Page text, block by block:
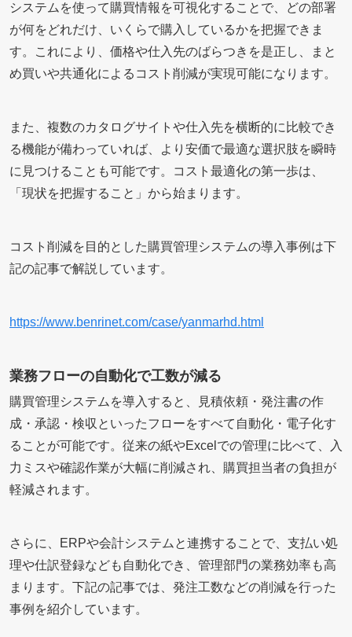
システムを使って購買情報を可視化することで、どの部署
が何をどれだけ、いくらで購入しているかを把握できま
す。これにより、価格や仕入先のばらつきを是正し、まと
め買いや共通化によるコスト削減が実現可能になります。
また、複数のカタログサイトや仕入先を横断的に比較でき
る機能が備わっていれば、より安価で最適な選択肢を瞬時
に見つけることも可能です。コスト最適化の第一歩は、
「現状を把握すること」から始まります。
コスト削減を目的とした購買管理システムの導入事例は下
記の記事で解説しています。
https://www.benrinet.com/case/yanmarhd.html
業務フローの自動化で工数が減る
購買管理システムを導入すると、見積依頼・発注書の作
成・承認・検収といったフローをすべて自動化・電子化す
ることが可能です。従来の紙やExcelでの管理に比べて、入
力ミスや確認作業が大幅に削減され、購買担当者の負担が
軽減されます。
さらに、ERPや会計システムと連携することで、支払い処
理や仕訳登録なども自動化でき、管理部門の業務効率も高
まります。下記の記事では、発注工数などの削減を行った
事例を紹介しています。